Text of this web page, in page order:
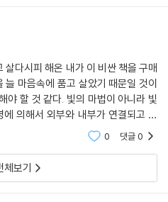
. 무엇을 비추느냐에 따라 경관이 크
춘다
가장 아름답다. 밤의 빛이라고 하면
것이 자연스러운 형태다. 그런데 정
비춘다. 조명 기구를 주로 지면에 설
상하 반전된다. 물론 그림자의 방
연스럽지’ 않고 ‘부자연스러운’ 것이
의 외벽에 스포트라이트를 부착하는
다시피 해온 내가 이 비싼 책을 구매
마음속에 품고 살았기 때문일 것이
야 할 것 같다. 빛의 마법이 아니라 빛
의해서 외부와 내부가 연결되고 확
도 얼마나 다른 세계를 체험할 수 있
0 댓글0
보기